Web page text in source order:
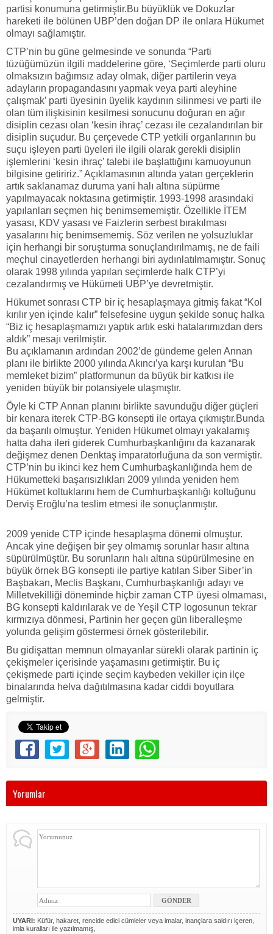
partisi konumuna getirmiştir.Bu büyüklük ve Dokuzlar
hareketi ile bölünen UBP’den doğan DP ile onlara Hükumet
olmayı sağlamıştır.
CTP’nin bu güne gelmesinde ve sonunda “Parti
tüzüğümüzün ilgili maddelerine göre, ‘Seçimlerde parti oluru
olmaksızın bağımsız aday olmak, diğer partilerin veya
adayların propagandasını yapmak veya parti aleyhine
çalışmak’ parti üyesinin üyelik kaydının silinmesi ve parti ile
olan tüm ilişkisinin kesilmesi sonucunu doğuran en ağır
disiplin cezası olan ‘kesin ihraç’ cezası ile cezalandırılan bir
disiplin suçudur. Bu çerçevede CTP yetkili organlarının bu
suçu işleyen parti üyeleri ile ilgili olarak gerekli disiplin
işlemlerini ‘kesin ihraç’ talebi ile başlattığını kamuoyunun
bilgisine getiririz.” Açıklamasının altında yatan gerçeklerin
artık saklanamaz duruma yani halı altına süpürme
yapılmayacak noktasına getirmiştir. 1993-1998 arasındaki
yapılanları seçmen hiç benimsememiştir. Özellikle İTEM
yasası, KDV yasası ve Faizlerin serbest bırakılması
yasalarını hiç benimsememiş. Söz verilen ne yolsuzluklar
için herhangi bir soruşturma sonuçlandırılmamış, ne de faili
meçhul cinayetlerden herhangi biri aydınlatılmamıştır. Sonuç
olarak 1998 yılında yapılan seçimlerde halk CTP’yi
cezalandırmış ve Hükümeti UBP’ye devretmiştir.
Hükumet sonrası CTP bir iç hesaplaşmaya gitmiş fakat “Kol
kırılır yen içinde kalır” felsefesine uygun şekilde sonuç halka
“Biz iç hesaplaşmamızı yaptık artık eski hatalarımızdan ders
aldık” mesajı verilmiştir.
Bu açıklamanın ardından 2002’de gündeme gelen Annan
planı ile birlikte 2000 yılında Akıncı’ya karşı kurulan “Bu
memleket bizim” platformunun da büyük bir katkısı ile
yeniden büyük bir potansiyele ulaşmıştır.
Öyle ki CTP Annan planını birlikte savunduğu diğer güçleri
bir kenara iterek CTP-BG konsepti ile ortaya çıkmıştır.Bunda
da başarılı olmuştur. Yeniden Hükumet olmayı yakalamış
hatta daha ileri giderek Cumhurbaşkanlığını da kazanarak
değişmez denen Denktaş imparatorluğuna da son vermiştir.
CTP’nin bu ikinci kez hem Cumhurbaşkanlığında hem de
Hükumetteki başarısızlıkları 2009 yılında yeniden hem
Hükümet koltuklarını hem de Cumhurbaşkanlığı koltuğunu
Derviş Eroğlu’na teslim etmesi ile sonuçlanmıştır.
2009 yenide CTP içinde hesaplaşma dönemi olmuştur.
Ancak yine değişen bir şey olmamış sorunlar hasır altına
süpürülmüştür. Bu sorunların halı altına süpürülmesine en
büyük örnek BG konsepti ile partiye katılan Siber Siber’in
Başbakan, Meclis Başkanı, Cumhurbaşkanlığı adayı ve
Milletvekilliği döneminde hiçbir zaman CTP üyesi olmaması,
BG konsepti kaldırılarak ve de Yeşil CTP logosunun tekrar
kırmızıya dönmesi, Partinin her geçen gün liberalleşme
yolunda gelişim göstermesi örnek gösterilebilir.
Bu gidişattan memnun olmayanlar sürekli olarak partinin iç
çekişmeler içerisinde yaşamasını getirmiştir. Bu iç
çekişmede parti içinde seçim kaybeden vekiller için ilçe
binalarında helva dağıtılmasına kadar ciddi boyutlara
gelmiştir.
Yorumlar
UYARI: Küfür, hakaret, rencide edici cümleler veya imalar, inançlara saldırı içeren,
imla kuralları ile yazılmamış,